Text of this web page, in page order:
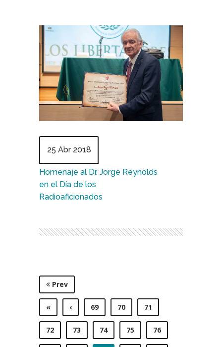
25 Abr 2018
Homenaje al Dr. Jorge Reynolds
en el Día de los
Radioaficionados
Prev
« ‹ 69 70 71
72 73 74 75 76